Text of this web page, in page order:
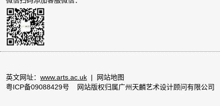
英文网址： www.arts.ac.uk |
网站地图
粤ICP备09088429号 网站版权归属广州天麟艺术设计顾问有限公司